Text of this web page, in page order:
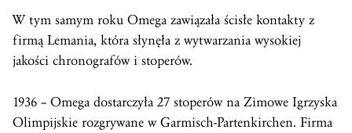
W tym samym roku Omega zawiązała ścisłe kontakty z
firmą Lemania, która słynęła z wytwarzania wysokiej
jakości chronografów i stoperów.
1936 – Omega dostarczyła 27 stoperów na Zimowe Igrzyska
Olimpijskie rozgrywane w Garmisch-Partenkirchen. Firma